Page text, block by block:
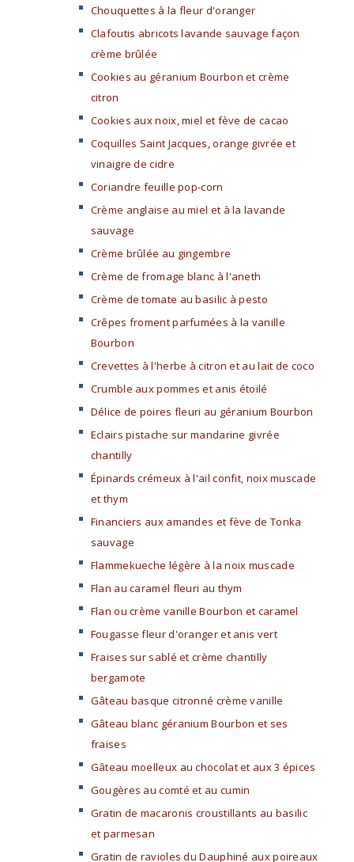
Chouquettes à la fleur d'oranger
Clafoutis abricots lavande sauvage façon
crème brûlée
Cookies au géranium Bourbon et crème
citron
Cookies aux noix, miel et fève de cacao
Coquilles Saint Jacques, orange givrée et
vinaigre de cidre
Coriandre feuille pop-corn
Crème anglaise au miel et à la lavande
sauvage
Crème brûlée au gingembre
Crème de fromage blanc à l'aneth
Crème de tomate au basilic à pesto
Crêpes froment parfumées à la vanille
Bourbon
Crevettes à l'herbe à citron et au lait de coco
Crumble aux pommes et anis étoilé
Délice de poires fleuri au géranium Bourbon
Eclairs pistache sur mandarine givrée
chantilly
Épinards crémeux à l'ail confit, noix muscade
et thym
Financiers aux amandes et fève de Tonka
sauvage
Flammekueche légère à la noix muscade
Flan au caramel fleuri au thym
Flan ou crème vanille Bourbon et caramel
Fougasse fleur d'oranger et anis vert
Fraises sur sablé et crème chantilly
bergamote
Gâteau basque citronné crème vanille
Gâteau blanc géranium Bourbon et ses
fraises
Gâteau moelleux au chocolat et aux 3 épices
Gougères au comté et au cumin
Gratin de macaronis croustillants au basilic
et parmesan
Gratin de ravioles du Dauphiné aux poireaux